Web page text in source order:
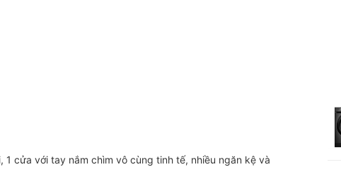
cửa với tay nắm chìm vô cùng tinh tế, nhiều ngăn kệ và